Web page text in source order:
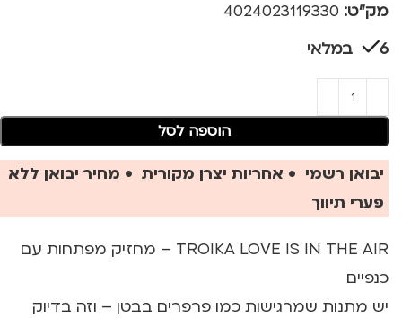
מק"ט: 4024023119330
6 במלאי
הוספה לסל
יבואן רשמי • אחריות יצרן מקורית • מחיר יבואן ללא
פערי תיווך
TROIKA LOVE IS IN THE AIR – מחזיק מפתחות עם
כנפיים
יש מתנות שמרגישות כמו פרפרים בבטן – וזה בדיוק